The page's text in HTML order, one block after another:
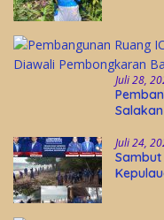
Juli 28,
Juli 24,